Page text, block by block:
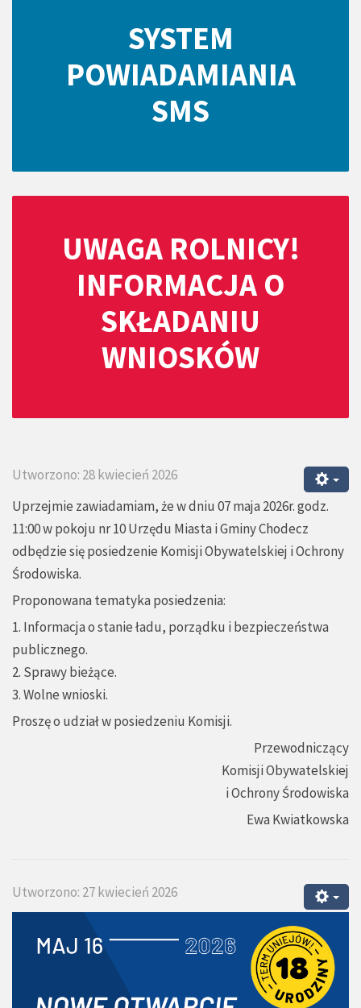
SYSTEM
POWIADAMIANIA
SMS
UWAGA ROLNICY!
INFORMACJA O
SKŁADANIU
WNIOSKÓW
Utworzono: 28 kwiecień 2026
Uprzejmie zawiadamiam, że w dniu 07 maja 2026r. godz.
11:00 w pokoju nr 10 Urzędu Miasta i Gminy Chodecz
odbędzie się posiedzenie Komisji Obywatelskiej i Ochrony
Środowiska.
Proponowana tematyka posiedzenia:
1. Informacja o stanie ładu, porządku i bezpieczeństwa
publicznego.
2. Sprawy bieżące.
3. Wolne wnioski.
Proszę o udział w posiedzeniu Komisji.
Przewodniczący
Komisji Obywatelskiej
i Ochrony Środowiska
Ewa Kwiatkowska
Utworzono: 27 kwiecień 2026